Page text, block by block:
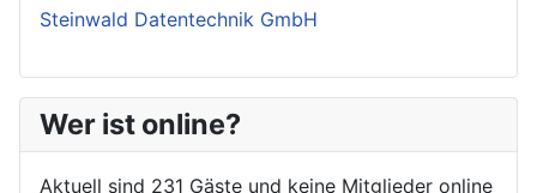
Steinwald Datentechnik GmbH
Wer ist online?
Aktuell sind 231 Gäste und keine Mitglieder online